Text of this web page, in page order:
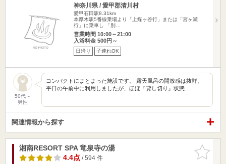
神奈川県 / 愛甲郡清川村
愛甲石田駅8.31km
本厚木駅5番線乗場より「上煤ヶ谷行」または「宮ヶ瀬
行」に乗車し 「別…
営業時間 10:00～21:00
入浴料金 500円～
日帰り 子連れOK
50代～
男性
コンパクトにまとまった施設です。 露天風呂の開放感は抜群。
平日の午前中に利用しましたが、ほぼ『貸し切り』状態…
関連情報から探す
お気に入
りに追加
湘南RESORT SPA 竜泉寺の湯
4.4点/ 594 件